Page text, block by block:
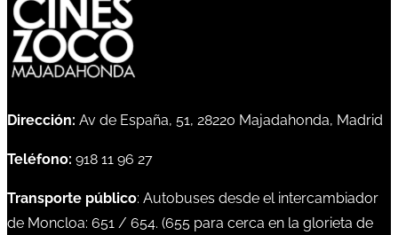
Dirección: Av de España, 51, 28220 Majadahonda, Madrid
Teléfono: 918 11 96 27
Transporte público: Autobuses desde el intercambiador
de Moncloa: 651 / 654. (655 para cerca en la glorieta de